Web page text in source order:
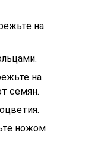
на
на
семян.
ножом